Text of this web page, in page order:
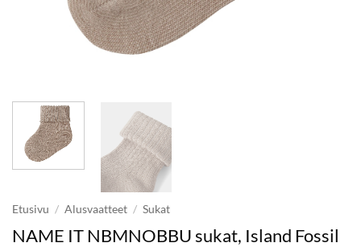
Etusivu / Alusvaatteet / Sukat
NAME IT NBMNOBBU sukat, Island Fossil